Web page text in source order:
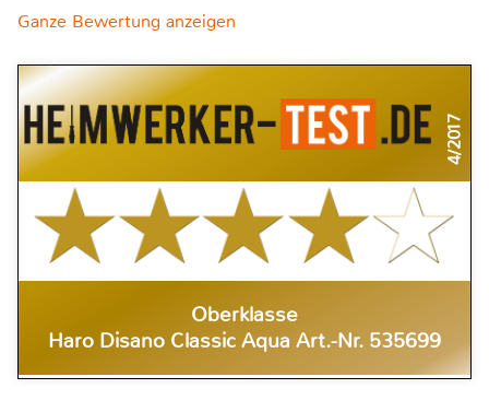
Ganze Bewertung anzeigen
4/2017
Oberklasse
Haro Disano Classic Aqua Art.-Nr. 535699